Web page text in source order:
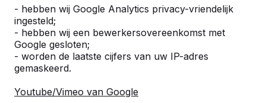
- hebben wij Google Analytics privacy-vriendelijk
ingesteld;
- hebben wij een bewerkersovereenkomst met
Google gesloten;
- worden de laatste cijfers van uw IP-adres
gemaskeerd.
Youtube/Vimeo van Google
Pingpongtafels -->